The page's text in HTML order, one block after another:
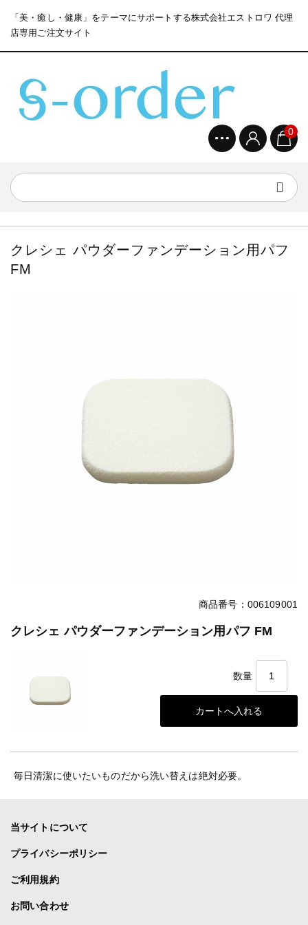
「美・癒し・健康」をテーマにサポートする株式会社エストロワ 代理
店専用ご注文サイト
0
クレシェ パウダーファンデーション用パフ
FM
商品番号：006109001
クレシェ パウダーファンデーション用パフ FM
数量
毎日清潔に使いたいものだから洗い替えは絶対必要。
当サイトについて
プライバシーポリシー
ご利用規約
お問い合わせ